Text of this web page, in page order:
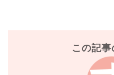
この記